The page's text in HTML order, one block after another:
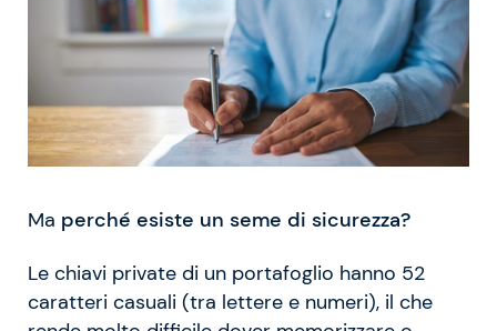
Ma perché esiste un seme di sicurezza?
Le chiavi private di un portafoglio hanno 52
caratteri casuali (tra lettere e numeri), il che